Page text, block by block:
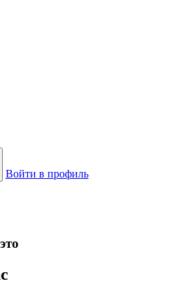
Войти в профиль